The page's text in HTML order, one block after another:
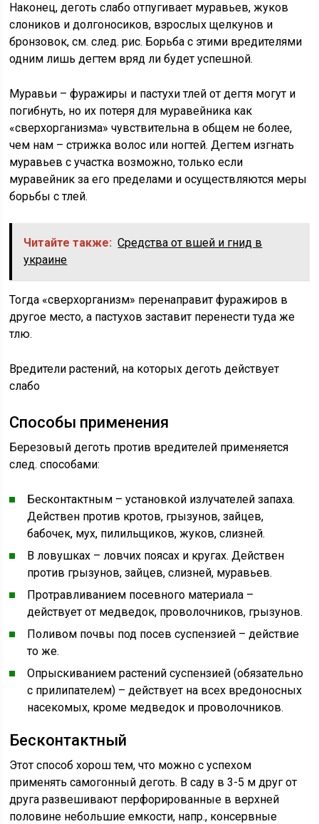
Наконец, деготь слабо отпугивает муравьев, жуков
слоников и долгоносиков, взрослых щелкунов и
бронзовок, см. след. рис. Борьба с этими вредителями
одним лишь дегтем вряд ли будет успешной.
Муравьи – фуражиры и пастухи тлей от дегтя могут и
погибнуть, но их потеря для муравейника как
«сверхорганизма» чувствительна в общем не более,
чем нам – стрижка волос или ногтей. Дегтем изгнать
муравьев с участка возможно, только если
муравейник за его пределами и осуществляются меры
борьбы с тлей.
Читайте также: Средства от вшей и гнид в
украине
Тогда «сверхорганизм» перенаправит фуражиров в
другое место, а пастухов заставит перенести туда же
тлю.
Вредители растений, на которых деготь действует
слабо
Способы применения
Березовый деготь против вредителей применяется
след. способами:
Бесконтактным – установкой излучателей запаха.
Действен против кротов, грызунов, зайцев,
бабочек, мух, пилильщиков, жуков, слизней.
В ловушках – ловчих поясах и кругах. Действен
против грызунов, зайцев, слизней, муравьев.
Протравливанием посевного материала –
действует от медведок, проволочников, грызунов.
Поливом почвы под посев суспензией – действие
то же.
Опрыскиванием растений суспензией (обязательно
с прилипателем) – действует на всех вредоносных
насекомых, кроме медведок и проволочников.
Бесконтактный
Этот способ хорош тем, что можно с успехом
применять самогонный деготь. В саду в 3-5 м друг от
друга развешивают перфорированные в верхней
половине небольшие емкости, напр., консервные